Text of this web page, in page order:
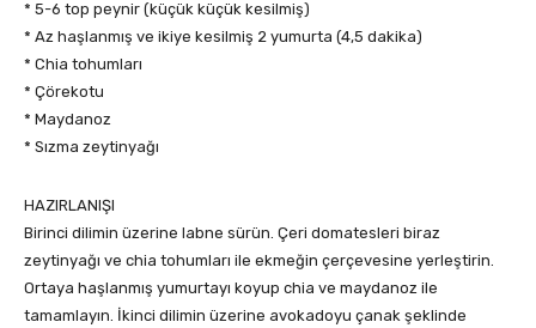
* 5-6 top peynir (küçük küçük kesilmiş)
* Az haşlanmış ve ikiye kesilmiş 2 yumurta (4,5 dakika)
* Chia tohumları
* Çörekotu
* Maydanoz
* Sızma zeytinyağı
HAZIRLANIŞI
Birinci dilimin üzerine labne sürün. Çeri domatesleri biraz
zeytinyağı ve chia tohumları ile ekmeğin çerçevesine yerleştirin.
Ortaya haşlanmış yumurtayı koyup chia ve maydanoz ile
tamamlayın. İkinci dilimin üzerine avokadoyu çanak şeklinde